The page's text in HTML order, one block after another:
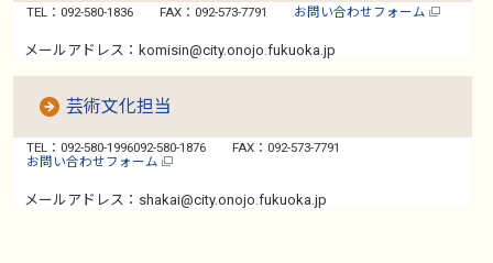
TEL：092-580-1836 FAX：092-573-7791 お問い合わせフォーム
メールアドレス：komisin@city.onojo.fukuoka.jp
芸術文化担当
TEL：092-580-1996092-580-1876
FAX：092-573-7791
お問い合わせフォーム
メールアドレス：shakai@city.onojo.fukuoka.jp